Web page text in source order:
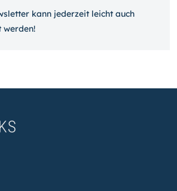
kann jeder­zeit leicht auch
werden!